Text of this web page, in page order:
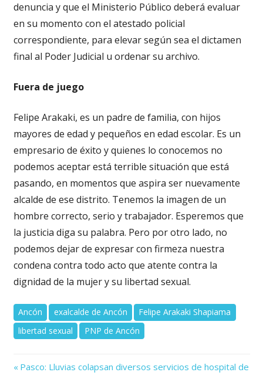
denuncia y que el Ministerio Público deberá evaluar
en su momento con el atestado policial
correspondiente, para elevar según sea el dictamen
final al Poder Judicial u ordenar su archivo.
Fuera de juego
Felipe Arakaki, es un padre de familia, con hijos
mayores de edad y pequeños en edad escolar. Es un
empresario de éxito y quienes lo conocemos no
podemos aceptar está terrible situación que está
pasando, en momentos que aspira ser nuevamente
alcalde de ese distrito. Tenemos la imagen de un
hombre correcto, serio y trabajador. Esperemos que
la justicia diga su palabra. Pero por otro lado, no
podemos dejar de expresar con firmeza nuestra
condena contra todo acto que atente contra la
dignidad de la mujer y su libertad sexual.
Ancón exalcalde de Ancón
Felipe Arakaki Shapiama
libertad sexual
PNP de Ancón
Navegación
Previous
Pasco: Lluvias colapsan diversos servicios de hospital de